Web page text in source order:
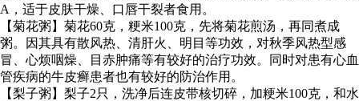
A，适于皮肤干燥、口唇干裂者食用。
【菊花粥】菊花60克，粳米100克，先将菊花煎汤，再同煮成
粥。因其具有散风热、清肝火、明目等功效，对秋季风热型感
冒、心烦咽燥、目赤肿痛等有较好的治疗功效。同时对患有心血
管疾病的牛皮癣患者也有较好的防治作用。
【梨子粥】梨子2只，洗净后连皮带核切碎，加粳米100克，和水